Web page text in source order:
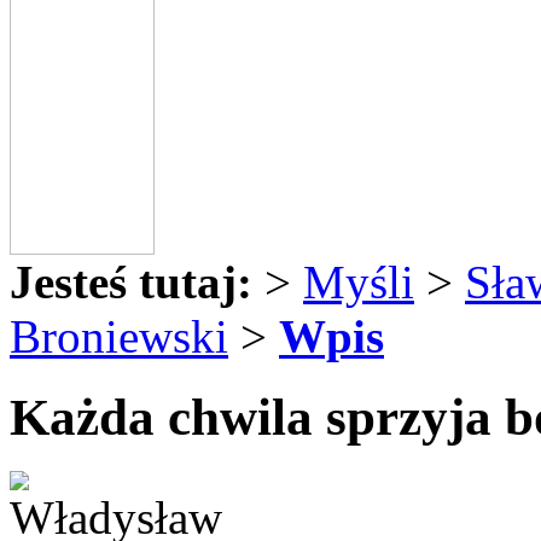
Jesteś tutaj: > Myśli >
Broniewski > Wpis
Każda chwila sprzyja